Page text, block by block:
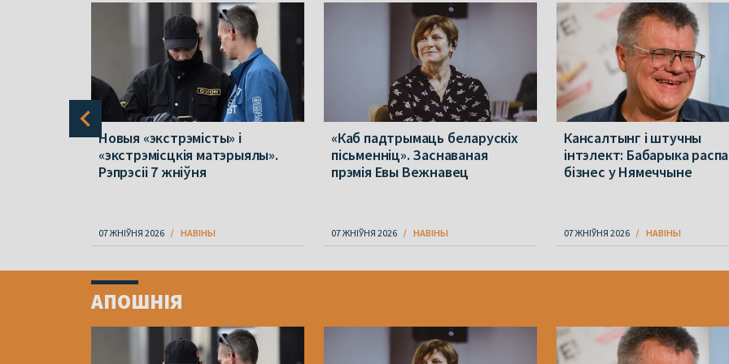
Новыя «экстрэмісты» і
«экстрэмісцкія матэрыялы».
Рэпрэсіі 7 жніўня
07 ЖНІЎНЯ 2026 НАВІНЫ
«Каб падтрымаць беларускіх
пісьменніц». Заснаваная
прэмія Евы Вежнавец
07 ЖНІЎНЯ 2026 НАВІНЫ
Кансалтынг і штучны
інтэлект: Бабарыка
бізнес у Нямеччыне
07 ЖНІЎНЯ 2026 НАВІНЫ
ofАПОШНІЯ